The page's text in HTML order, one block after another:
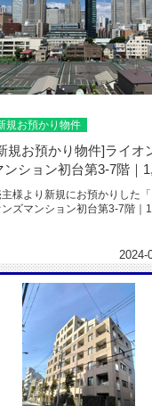
規お預かり物件
規お預かり物件]ライオ
ンション初台第3-7階｜
様より新規にお預かりした
ンズマンション初台第3-7階｜
2024-